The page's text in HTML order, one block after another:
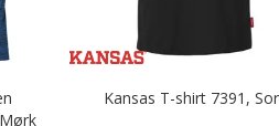
Kansas T-shirt 7391,